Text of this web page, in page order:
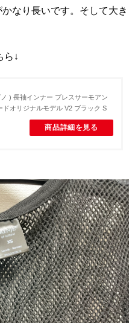
なり長いです。そして大き
ら↓
) 長袖インナー ブレスサーモアン
ドオリジナルモデル V2 ブラック S
商品詳細を見る